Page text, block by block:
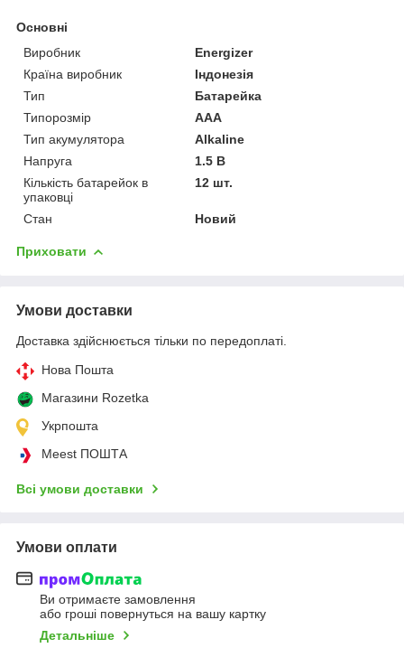
Основні
Виробник
Energizer
Країна виробник
Індонезія
Тип
Батарейка
Типорозмір
AAA
Тип акумулятора
Alkaline
Напруга
1.5 В
Кількість батарейок в
упаковці
12 шт.
Стан Новий
Приховати
Умови доставки
Доставка здійснюється тільки по передоплаті.
Нова Пошта
Магазини Rozetka
Укрпошта
Meest ПОШТА
Всі умови доставки
Умови оплати
Ви отримаєте замовлення
або гроші повернуться на вашу картку
Детальніше